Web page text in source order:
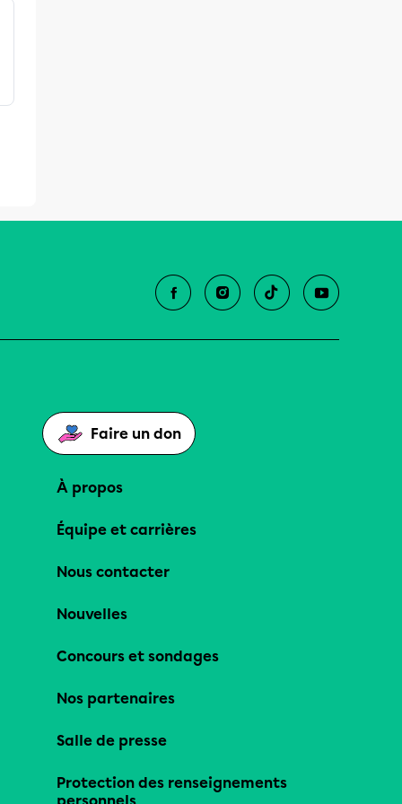
Faire un don
À propos
Équipe et carrières
Nous contacter
Nouvelles
Concours et sondages
Nos partenaires
Salle de presse
Protection des renseignements